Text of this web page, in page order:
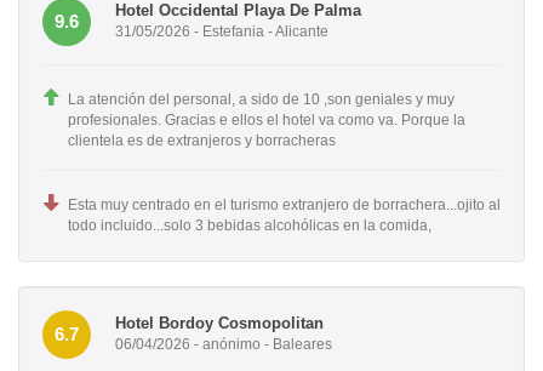
9.6
Hotel Occidental Playa De Palma
31/05/2026 - Estefania - Alicante
La atención del personal, a sido de 10 ,son geniales y muy
profesionales. Gracias e ellos el hotel va como va. Porque la
clientela es de extranjeros y borracheras
Esta muy centrado en el turismo extranjero de borrachera...ojito al
todo incluido...solo 3 bebidas alcohólicas en la comida,
6.7
Hotel Bordoy Cosmopolitan
06/04/2026 - anónimo - Baleares